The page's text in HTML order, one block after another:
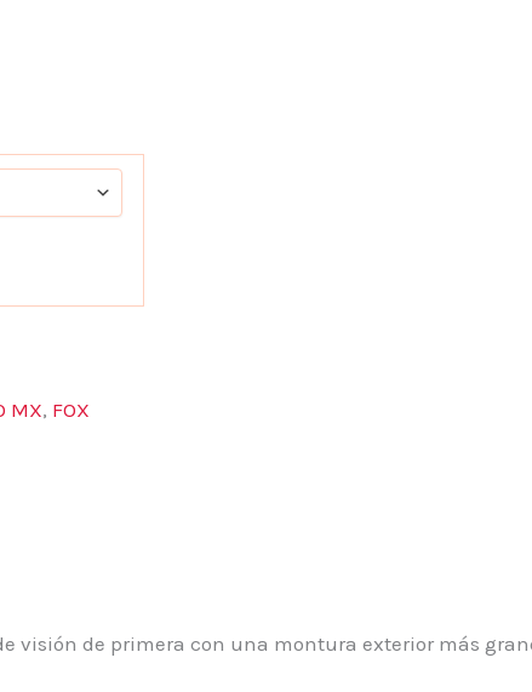
MX, FOX
visión de primera con una montura exterior más